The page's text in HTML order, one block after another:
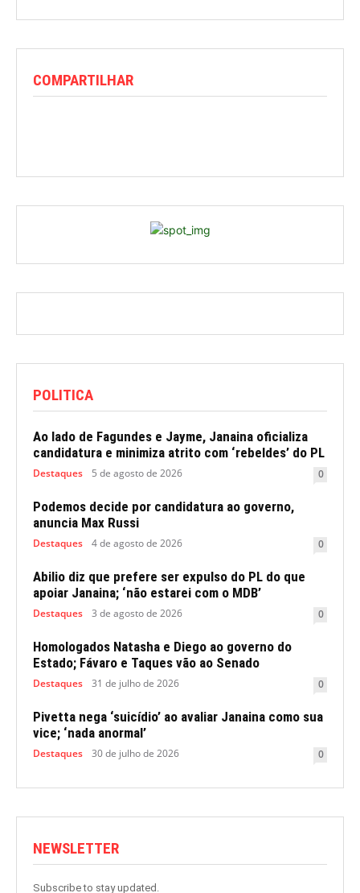
COMPARTILHAR
POLITICA
Ao lado de Fagundes e Jayme, Janaina oficializa
candidatura e minimiza atrito com ‘rebeldes’ do PL
Destaques 5 de agosto de 2026 0
Podemos decide por candidatura ao governo,
anuncia Max Russi
Destaques 4 de agosto de 2026 0
Abilio diz que prefere ser expulso do PL do que
apoiar Janaina; ‘não estarei com o MDB’
Destaques 3 de agosto de 2026 0
Homologados Natasha e Diego ao governo do
Estado; Fávaro e Taques vão ao Senado
Destaques 31 de julho de 2026 0
Pivetta nega ‘suicídio’ ao avaliar Janaina como sua
vice; ‘nada anormal’
Destaques 30 de julho de 2026 0
NEWSLETTER
Subscribe to stay updated.